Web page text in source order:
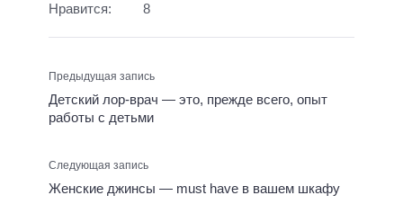
Нравится: 8
Предыдущая запись
Детский лор-врач — это, прежде всего, опыт
работы с детьми
Следующая запись
Женские джинсы — must have в вашем шкафу